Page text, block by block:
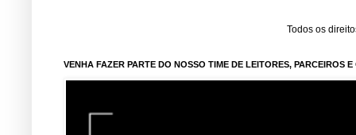
Todos os
VENHA FAZER PARTE DO NOSSO TIME DE LEITORES, PARCEIROS